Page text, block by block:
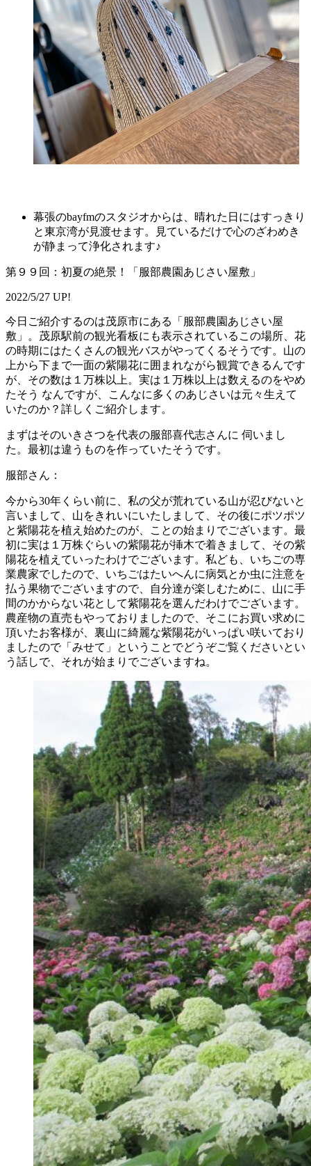
幕張のbayfmのスタジオからは、晴れた日にはすっきり
と東京湾が見渡せます。見ているだけで心のざわめき
が静まって浄化されます♪
第９９回：初夏の絶景！「服部農園あじさい屋敷」
2022/5/27 UP!
今日ご紹介するのは茂原市にある「服部農園あじさい屋
敷」。茂原駅前の観光看板にも表示されているこの場所、花
の時期にはたくさんの観光バスがやってくるそうです。山の
上から下まで一面の紫陽花に囲まれながら観賞できるんです
が、その数は１万株以上。実は１万株以上は数えるのをやめ
たそう なんですが、こんなに多くのあじさいは元々生えて
いたのか？詳しくご紹介します。
まずはそのいきさつを代表の服部喜代志さんに 伺いまし
た。最初は違うものを作っていたそうです。
服部さん：
今から30年くらい前に、私の父が荒れている山が忍びないと
言いまして、山をきれいにいたしまして、その後にポツポツ
と紫陽花を植え始めたのが、ことの始まりでございます。最
初に実は１万株ぐらいの紫陽花が挿木で着きまして、その紫
陽花を植えていったわけでございます。私ども、いちごの専
業農家でしたので、いちごはたいへんに病気とか虫に注意を
払う果物でございますので、自分達が楽しむために、山に手
間のかからない花として紫陽花を選んだわけでございます。
農産物の直売もやっておりましたので、そこにお買い求めに
頂いたお客様が、裏山に綺麗な紫陽花がいっぱい咲いており
ましたので「みせて」ということでどうぞご覧くださいとい
う話しで、それが始まりでございますね。